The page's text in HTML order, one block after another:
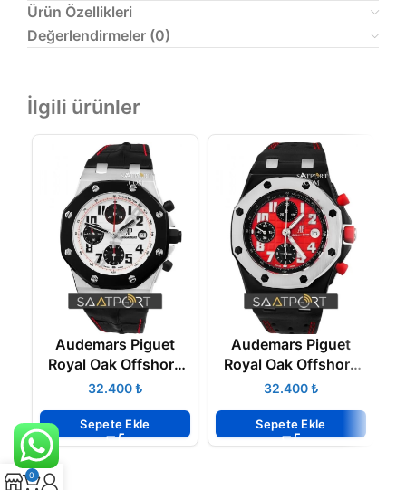
Ürün Özellikleri
Değerlendirmeler (0)
İlgili ürünler
Audemars Piguet
Royal Oak Offshore
Chronograph
.02
₺
Sepete Ekle
Audemars Piguet
Royal Oak Offshore
Singapore Grand Prix
₺
Sepete Ekle
0